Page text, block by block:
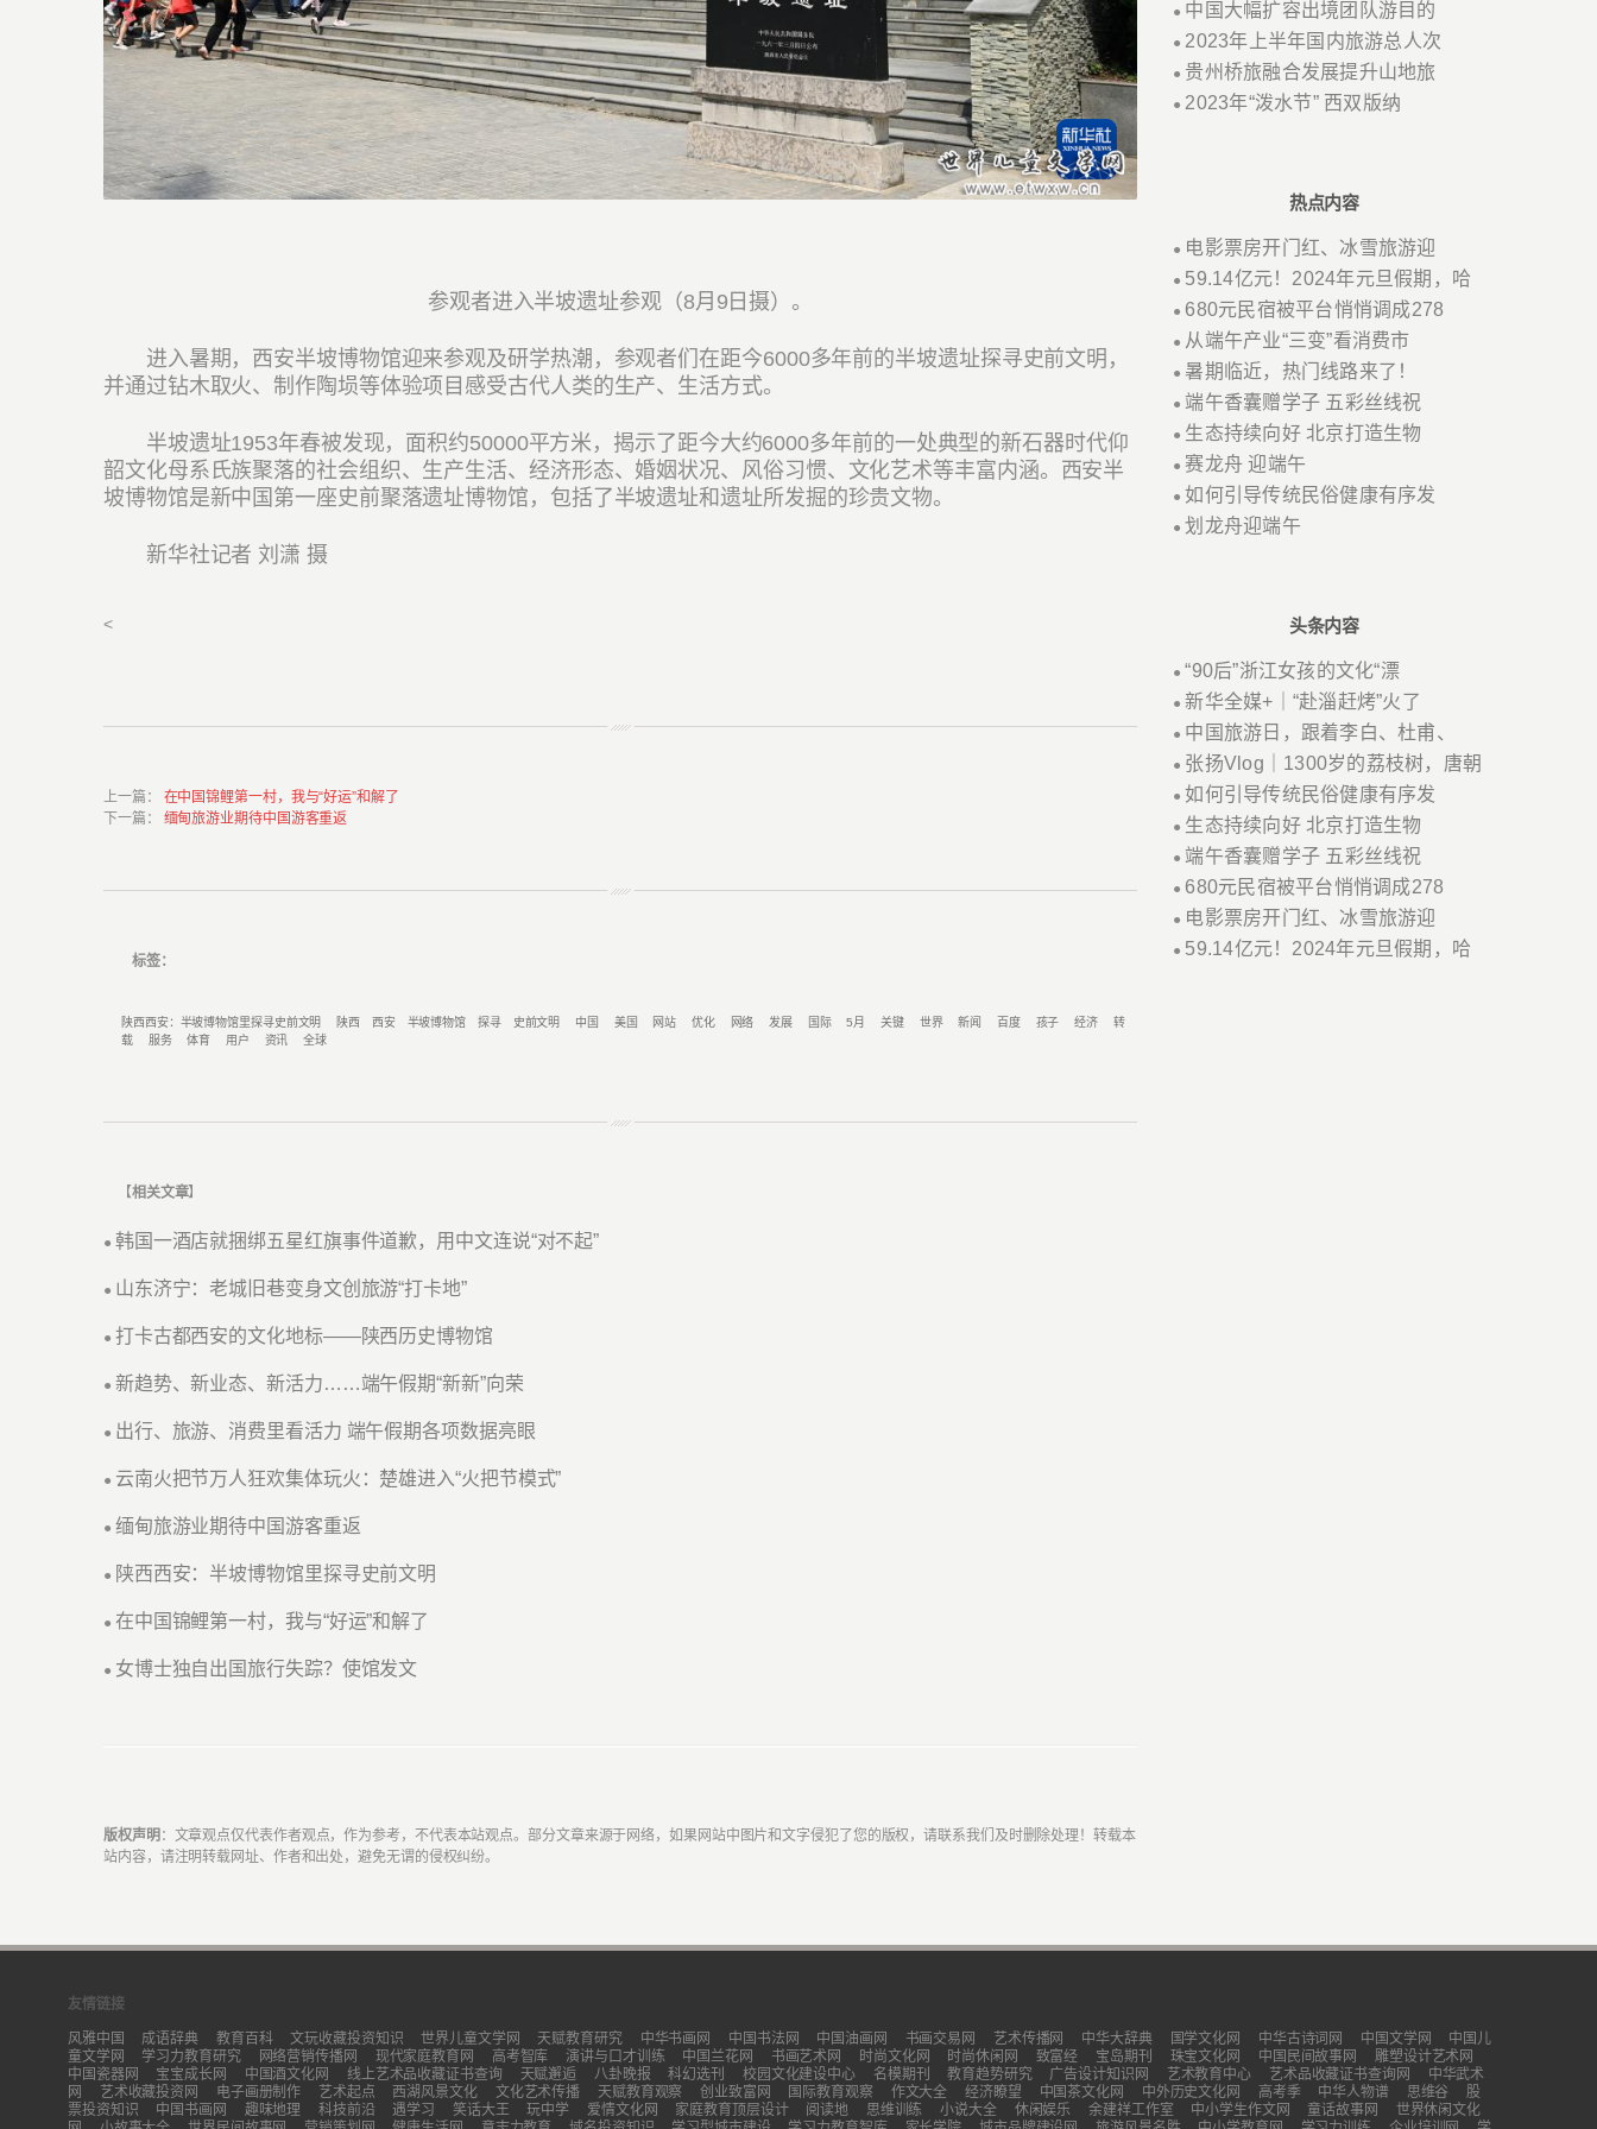
参观者进入半坡遗址参观（8月9日摄）。
进入暑期，西安半坡博物馆迎来参观及研学热潮，参观者们在距今6000多年前的半坡遗址探寻史前文明，
并通过钻木取火、制作陶埙等体验项目感受古代人类的生产、生活方式。
半坡遗址1953年春被发现，面积约50000平方米，揭示了距今大约6000多年前的一处典型的新石器时代仰
韶文化母系氏族聚落的社会组织、生产生活、经济形态、婚姻状况、风俗习惯、文化艺术等丰富内涵。西安半
坡博物馆是新中国第一座史前聚落遗址博物馆，包括了半坡遗址和遗址所发掘的珍贵文物。
新华社记者 刘潇 摄
<
上一篇 ： 在中国锦鲤第一村，我与“好运”和解了
下一篇 ： 缅甸旅游业期待中国游客重返
标签：
陕西西安：半坡博物馆里探寻史前文明 陕西 西安 半坡博物馆 探寻 史前文明 中国 美国 网站 优化 网络 发展 国际 5月 关键 世界 新闻 百度 孩子 经济
转
载
服务 体育 用户 资讯 全球
【相关文章】
● 韩国一酒店就捆绑五星红旗事件道歉，用中文连说“对不起”
● 山东济宁：老城旧巷变身文创旅游“打卡地”
● 打卡古都西安的文化地标——陕西历史博物馆
● 新趋势、新业态、新活力……端午假期“新新”向荣
● 出行、旅游、消费里看活力 端午假期各项数据亮眼
● 云南火把节万人狂欢集体玩火：楚雄进入“火把节模式”
● 缅甸旅游业期待中国游客重返
● 陕西西安：半坡博物馆里探寻史前文明
● 在中国锦鲤第一村，我与“好运”和解了
● 女博士独自出国旅行失踪？使馆发文
版权声明 ：文章观点仅代表作者观点，作为参考，不代表本站观点。部分文章来源于网络，如果网站中图片和文字侵犯了您的版权，请联系我们及时删除处理！转载本
站内容，请注明转载网址、作者和出处，避免无谓的侵权纠纷。
● 中国大幅扩容出境团队游目的
● 2023年上半年国内旅游总人次
● 贵州桥旅融合发展提升山地旅
● 2023年“泼水节” 西双版纳
热点内容
● 电影票房开门红、冰雪旅游迎
● 59.14亿元！2024年元旦假期，哈
● 680元民宿被平台悄悄调成278
● 从端午产业“三变”看消费市
● 暑期临近，热门线路来了！
● 端午香囊赠学子 五彩丝线祝
● 生态持续向好 北京打造生物
● 赛龙舟 迎端午
● 如何引导传统民俗健康有序发
●划龙舟迎端午
头条内容
●“90后”浙江女孩的文化“漂
●新华全媒+｜“赴淄赶烤”火了
● 中国旅游日，跟着李白、杜甫、
● 张扬Vlog｜1300岁的荔枝树，唐朝
● 如何引导传统民俗健康有序发
● 生态持续向好 北京打造生物
● 端午香囊赠学子 五彩丝线祝
● 680元民宿被平台悄悄调成278
● 电影票房开门红、冰雪旅游迎
● 59.14亿元！2024年元旦假期，哈
友情链接
风雅中国 成语辞典 教育百科 文玩收藏投资知识 世界儿童文学网 天赋教育研究 中华书画网 中国书法网 中国油画网 书画交易网 艺术传播网 中华大辞典 国学文化网 中华古诗词网 中国文学网
中国儿
童文学网
学习力教育研究 网络营销传播网 现代家庭教育网 高考智库 演讲与口才训练 中国兰花网 书画艺术网 时尚文化网 时尚休闲网 致富经 宝岛期刊 珠宝文化网 中国民间故事网
雕塑设计艺术网
中国瓷器网
宝宝成长网 中国酒文化网 线上艺术品收藏证书查询 天赋邂逅 八卦晚报 科幻选刊 校园文化建设中心 名模期刊 教育趋势研究 广告设计知识网 艺术教育中心 艺术品收藏证书查询网
中华武术
网
艺术收藏投资网 电子画册制作 艺术起点 西湖风景文化 文化艺术传播 天赋教育观察 创业致富网 国际教育观察 作文大全 经济瞭望 中国茶文化网 中外历史文化网 高考季 中华人物谱 思维谷
股
票投资知识
中国书画网 趣味地理 科技前沿 遇学习 笑话大王 玩中学 爱情文化网 家庭教育顶层设计 阅读地 思维训练 小说大全 休闲娱乐 余建祥工作室 中小学生作文网 童话故事网
世界休闲文化